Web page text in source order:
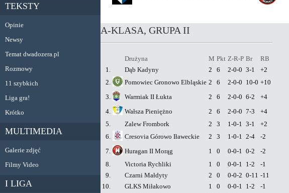
TEKSTY
Opinie
Newsy
Temat dwadozera.pl
Rozmowy
11 szybkich
Liga gra!
Krótko
MULTIMEDIA
Galerie zdjęć
Filmy Video
I LIGA
A-KLASA, GRUPA II
Drużyna M Pkt Z-R-P Br
RB
1.
Dąb Kadyny 2 6 2-0-0 3-1
+2
2.
Pomowiec Gronowo Elbląskie 2 6 2-0-0 10-0 +10
3.
Warmiak II Łukta 2 6 2-0-0 6-2
+4
4.
Wałsza Pieniężno 2 6 2-0-0 7-3
+4
5.
Zalew Frombork 2 3 1-0-1 3-1
+2
6.
Cresovia Górowo Iławeckie 2 3 1-0-1 2-4
-2
7.
Huragan II Morąg 1 0 0-0-1 0-2
-2
8.
Victoria Rychliki 1 0 0-0-1 1-2
-1
9.
Czarni Małdyty 2 0 0-0-2 0-11 -11
10.
GLKS Miłakowo 1 0 0-0-1 1-2
-1